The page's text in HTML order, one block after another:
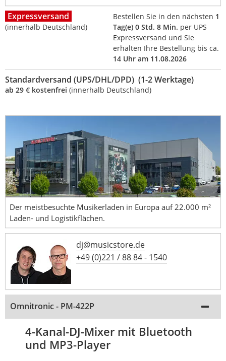
Expressversand
(innerhalb Deutschland)
Bestellen Sie in den nächsten 1
Tag(e) 0 Std. 8 Min. per UPS
Expressversand und Sie
erhalten Ihre Bestellung bis ca.
14 Uhr am 11.08.2026
Standardversand (UPS/DHL/DPD) (1-2 Werktage)
ab 29 € kostenfrei (innerhalb Deutschland)
Der meistbesuchte Musikerladen in Europa auf 22.000 m²
Laden- und Logistikflächen.
dj@musicstore.de
+49 (0)221 / 88 84 - 1540
Omnitronic - PM-422P
4-Kanal-DJ-Mixer mit Bluetooth
und MP3-Player